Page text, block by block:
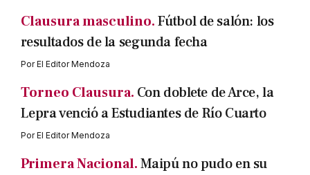
Clausura masculino.Fútbol de salón: los
resultados de la segunda fecha
PorEl Editor Mendoza
Torneo Clausura. Con doblete de Arce, la
Lepra venció a Estudiantes de Río Cuarto
PorEl Editor Mendoza
Primera Nacional.Maipú no pudo en su